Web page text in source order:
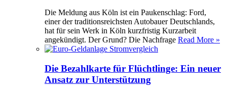
Die Meldung aus Köln ist ein Paukenschlag: Ford,
einer der traditionsreichsten Autobauer Deutschlands,
hat für sein Werk in Köln kurzfristig Kurzarbeit
angekündigt. Der Grund? Die Nachfrage Read More »
Die Bezahlkarte für Flüchtlinge: Ein neuer
Ansatz zur Unterstützung